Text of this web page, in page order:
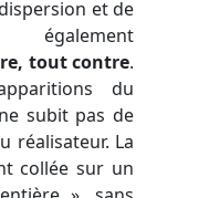
et de
également
tout contre.
du
subit pas de
réalisateur. La
collée sur un